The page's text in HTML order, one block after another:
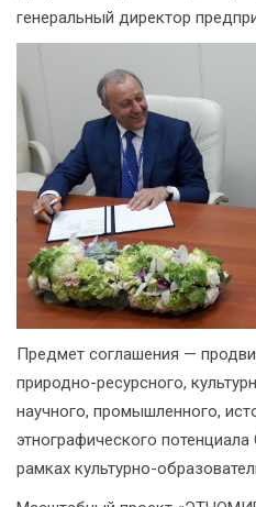
генеральный директор
Предмет соглашения —
природно-ресурсного,
научного, промышленного,
этнографического
рамках культурно-